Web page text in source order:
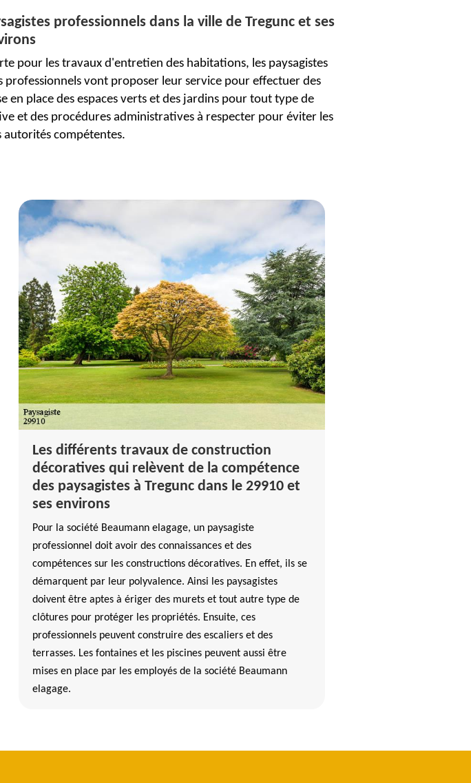
professionnels dans la ville de Tregunc et ses
pour les travaux d'entretien des habitations, les paysagistes
vont proposer leur service pour effectuer des
place des espaces verts et des jardins pour tout type de
et des procédures administratives à respecter pour éviter les
autorités compétentes.
Les différents travaux de construction
décoratives qui relèvent de la compétence
des paysagistes à Tregunc dans le 29910 et
ses environs
Pour la société Beaumann elagage, un paysagiste
professionnel doit avoir des connaissances et des
compétences sur les constructions décoratives. En effet, ils se
démarquent par leur polyvalence. Ainsi les paysagistes
doivent être aptes à ériger des murets et tout autre type de
clôtures pour protéger les propriétés. Ensuite, ces
professionnels peuvent construire des escaliers et des
terrasses. Les fontaines et les piscines peuvent aussi être
mises en place par les employés de la société Beaumann
elagage.